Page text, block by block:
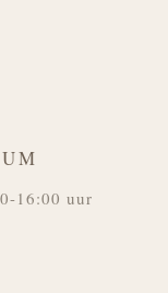
16:00 uur